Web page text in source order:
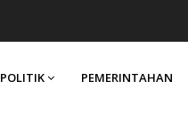
POLITIK PEMERINTAHAN